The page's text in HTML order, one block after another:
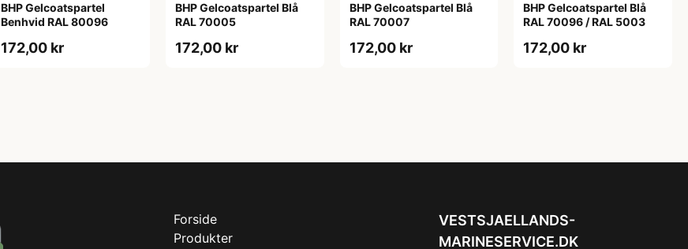
BHP Gelcoatspartel
Benhvid RAL 80096
172,00 kr
BHP Gelcoatspartel Blå
RAL 70005
172,00 kr
BHP Gelcoatspartel Blå
RAL 70007
172,00 kr
BHP Gelcoatspartel Blå
RAL 70096 / RAL 5003
172,00 kr
Forside
Produkter
VESTSJAELLANDS-
MARINESERVICE.DK